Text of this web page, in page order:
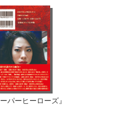
パーヒーローズ』